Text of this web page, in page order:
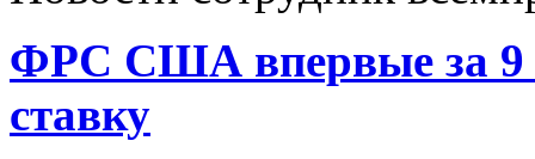
ФРС США впервые за 9
ставку